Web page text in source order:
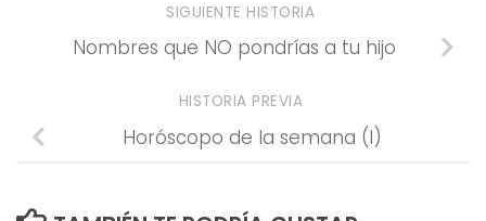
SIGUIENTE HISTORIA
Nombres que NO pondrías a tu hijo
HISTORIA PREVIA
Horóscopo de la semana (I)